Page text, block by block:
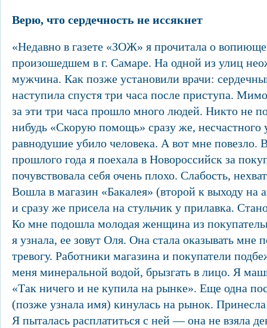
Верю, что сердечность не иссякнет
«Недавно в газете «ЗОЖ» я прочитала о
произошедшем в г. Самаре. На одной из улиц
мужчина. Как позже установили врачи:
наступила спустя три часа после приступа.
за эти три часа прошло много людей. Никто не
нибудь «Скорую помощь» сразу же, несчастного
равнодушие убило человека. А вот мне повезло.
прошлого года я поехала в Новороссийск за
почувствовала себя очень плохо. Слабость,
Вошла в магазин «Бакалея» (второй к выходу на
и сразу же присела на стульчик у прилавка.
Ко мне подошла молодая женщина из
я узнала, ее зовут Оля. Она стала оказывать мне
тревогу. Работники магазина и покупатели
меня минеральной водой, брызгать в лицо. Я
«Так ничего и не купила на рынке». Еще одна
(позже узнала имя) кинулась на рынок.
Я пыталась расплатиться с ней — она не взяла